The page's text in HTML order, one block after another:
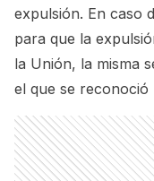
expulsión. En caso
para que la
la Unión, la misma
el que se reconoció